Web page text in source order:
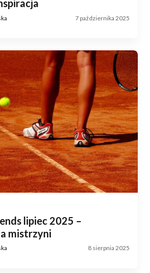
7 października 2025
lipiec 2025 –
mistrzyni
8 sierpnia 2025